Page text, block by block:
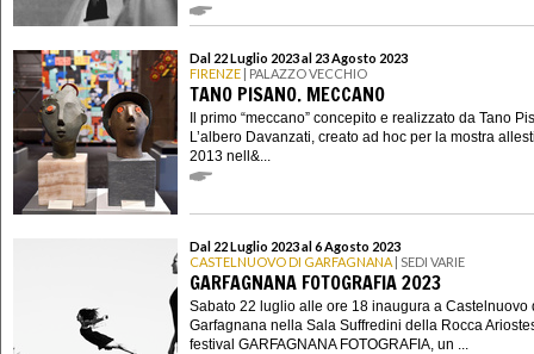
Dal 22 Luglio 2023 al 23 Agosto 2023
FIRENZE | PALAZZO VECCHIO
TANO PISANO. MECCANO
Il primo “meccano” concepito e realizzato da Tano
L’albero Davanzati, creato ad hoc per la mostra
2013 nell&...
Dal 22 Luglio 2023 al 6 Agosto 2023
CASTELNUOVO DI GARFAGNANA | SEDI VARIE
GARFAGNANA FOTOGRAFIA 2023
Sabato 22 luglio alle ore 18 inaugura a Castelnuovo
Garfagnana nella Sala Suffredini della Rocca
festival GARFAGNANA FOTOGRAFIA, un ...